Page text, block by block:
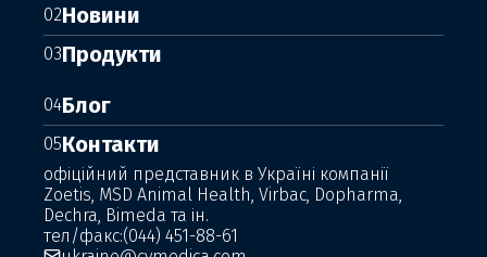
02Новини
03Продукти
04Блог
05Контакти
офіційний представник в Україні компанії
Zoetis, MSD Animal Health, Virbac, Dopharma,
Dechra, Bimeda та ін.
тел/факс:(044) 451-88-61